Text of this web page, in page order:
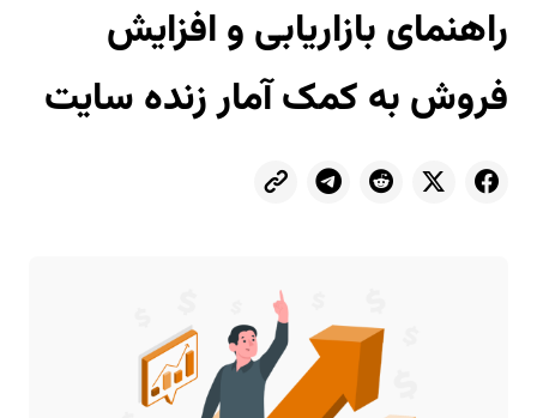
راهنمای بازاریابی و افزایش
فروش به کمک آمار زنده سایت